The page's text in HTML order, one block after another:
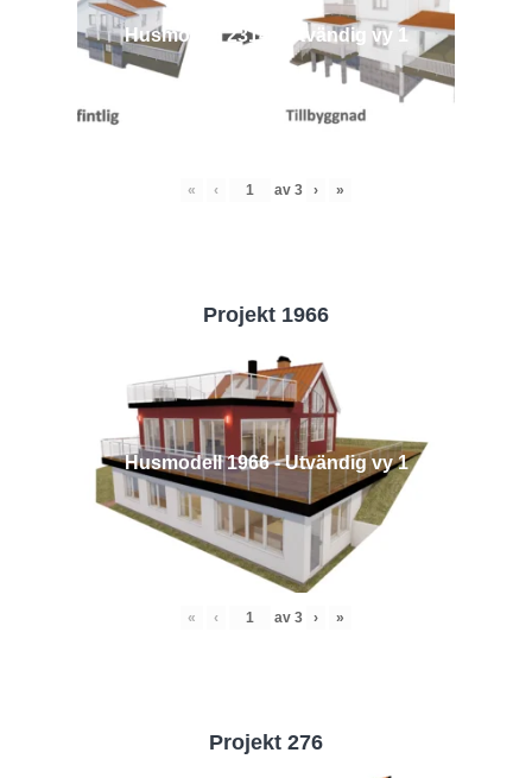
Husmodell 2314 - Utvändig vy 1
« ‹ av 3 › »
Projekt 1966
Husmodell 1966 - Utvändig vy 1
« ‹ av 3 › »
Projekt 276